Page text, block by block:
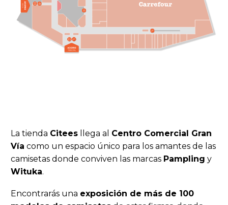
La tienda Citees llega al Centro Comercial Gran
Vía como un espacio único para los amantes de las
camisetas donde conviven las marcas Pampling y
Wituka.
Encontrarás una exposición de más de 100